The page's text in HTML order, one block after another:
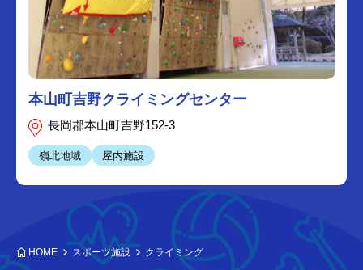
本山町吉野クライミングセンター
長岡郡本山町吉野152-3
嶺北地域 屋内施設
HOME スポーツ施設 クライミング